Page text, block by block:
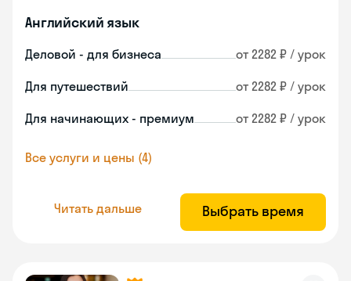
Английский язык
Деловой - для бизнеса от 2282 ₽ / урок
Для путешествий от 2282 ₽ / урок
Для начинающих - премиум от 2282 ₽ / урок
Все услуги и цены (4)
Читать дальше Выбрать время